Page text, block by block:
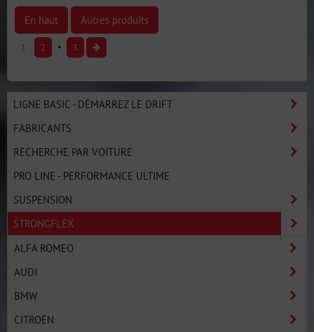
En haut Autres produits
1 2 3
LIGNE BASIC - DÉMARREZ LE DRIFT
FABRICANTS
RECHERCHE PAR VOITURE
PRO LINE - PERFORMANCE ULTIME
SUSPENSION
STRONGFLEX
ALFA ROMEO
AUDI
BMW
CITROËN